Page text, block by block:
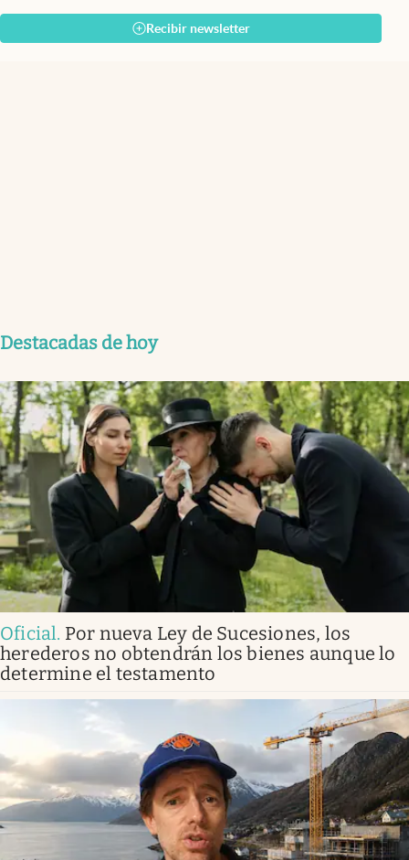
Recibir newsletter
Destacadas de hoy
Oficial. Por nueva Ley de Sucesiones, los
herederos no obtendrán los bienes aunque lo
determine el testamento